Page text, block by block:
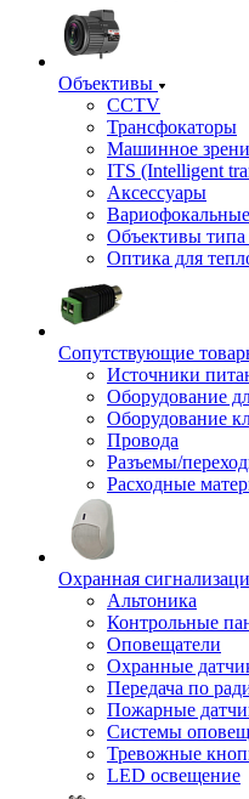
Объективы
CCTV
Трансфокаторы
Машинное
ITS (Intelligent
Аксессуары
Вариофокальные
Объективы типа
Оптика для
Сопутствующие
Источники
Оборудование
Оборудование
Провода
Разъемы/
Расходные
Охранная
Альтоника
Контрольные
Оповещатели
Охранные
Передача по
Пожарные
Системы
Тревожные
LED освещение